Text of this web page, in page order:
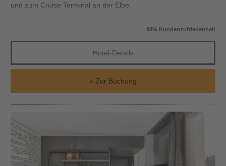
und zum Cruise Terminal an der Elbe.
88% Kundenzufriedenheit
Hotel-Details
Zur Buchung